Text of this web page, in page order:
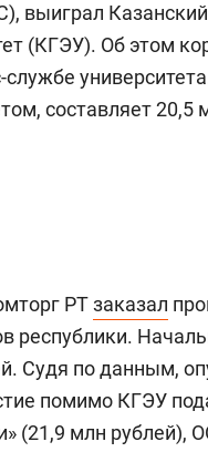
выиграл
(КГЭУ). Об этом
службе
составляет 20,5
РТзаказал
республики.
Судя по данным,
помимо КГЭУ
(21,9 млн рублей),
Рекомендуем
Мексика, рок-
вагон с чак-чаком:
Менделеевске
Героев»